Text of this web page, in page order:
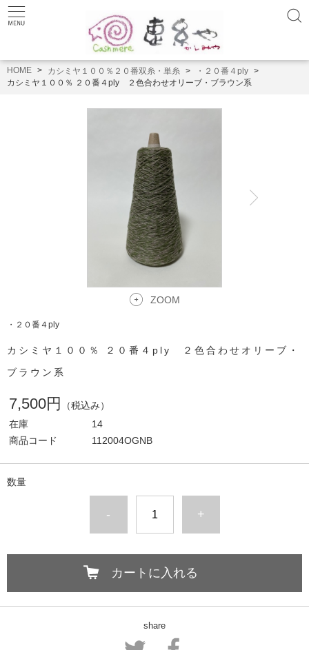
HOME カシミヤ１００％２０番双糸・単糸
・２０番４ply
カシミヤ１００％ ２０番４ply ２色合わせオリーブ・ブラウン系
ZOOM
・２０番４ply
カシミヤ１００％ ２０番４ply ２色合わせオリーブ・
ブラウン系
7,500円
（税込み）
在庫
14
商品コード
112004OGNB
数量
- +
カートに入れる
share